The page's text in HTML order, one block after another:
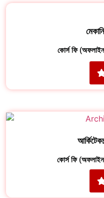
কোর্স ফি
কোর্স ফি